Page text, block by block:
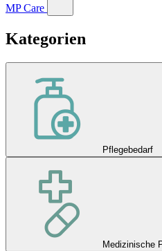
MP Care
Kategorien
Pflegebedarf
Medizinische